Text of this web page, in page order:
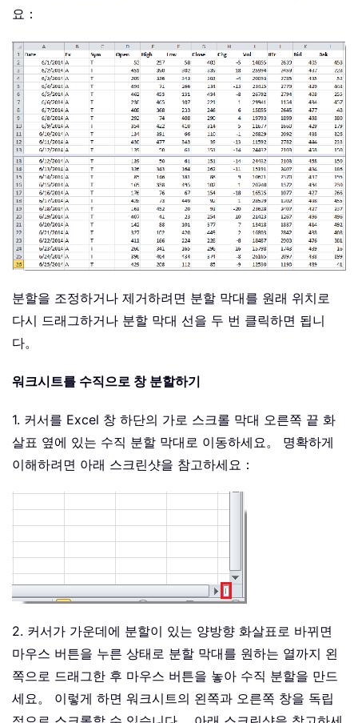
요：
분할을 조정하거나 제거하려면 분할 막대를 원래 위치로
다시 드래그하거나 분할 막대 선을 두 번 클릭하면 됩니
다。
워크시트를 수직으로 창 분할하기
1. 커서를 Excel 창 하단의 가로 스크롤 막대 오른쪽 끝 화
살표 옆에 있는 수직 분할 막대로 이동하세요。 명확하게
이해하려면 아래 스크린샷을 참고하세요：
2. 커서가 가운데에 분할이 있는 양방향 화살표로 바뀌면
마우스 버튼을 누른 상태로 분할 막대를 원하는 열까지 왼
쪽으로 드래그한 후 마우스 버튼을 놓아 수직 분할을 만드
세요。 이렇게 하면 워크시트의 왼쪽과 오른쪽 창을 독립